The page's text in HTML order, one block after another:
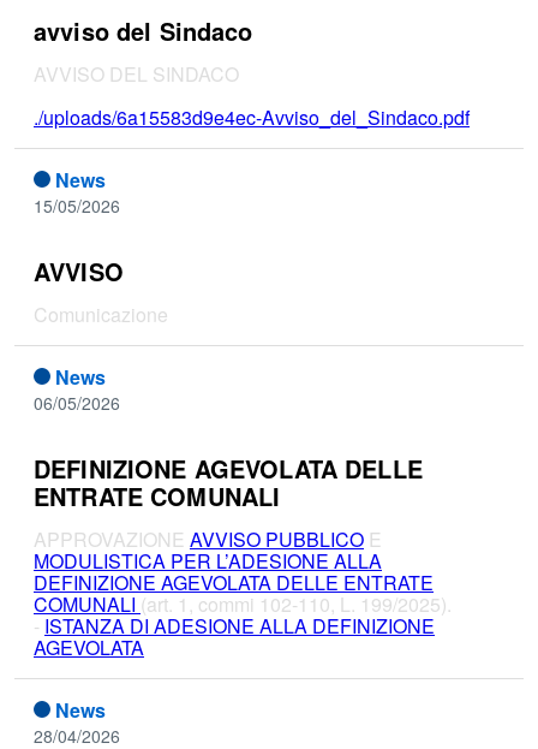
avviso del Sindaco
AVVISO DEL SINDACO
./uploads/6a15583d9e4ec-Avviso_del_Sindaco.pdf
News
15/05/2026
AVVISO
Comunicazione
News
06/05/2026
DEFINIZIONE AGEVOLATA DELLE
ENTRATE COMUNALI
APPROVAZIONE AVVISO PUBBLICO E
MODULISTICA PER L’ADESIONE ALLA
DEFINIZIONE AGEVOLATA DELLE ENTRATE
COMUNALI (art. 1, commi 102-110, L. 199/2025).
- ISTANZA DI ADESIONE ALLA DEFINIZIONE
AGEVOLATA
News
28/04/2026